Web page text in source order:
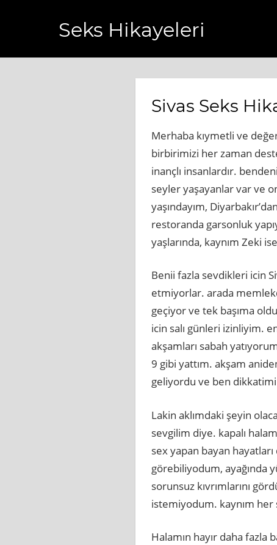
Seks Hikayeleri
Sivas Seks
Merhaba kıymetli ve
birbirimizi her zaman
inançlı insanlardır.
seyler yaşayanlar var ve
yaşındayım,
restoranda garsonluk
yaşlarında, kaynım Zeki
Benii fazla sevdikleri icin
etmiyorlar. arada
geçiyor ve tek başıma
icin salı günleri izinliyim.
akşamları sabah
9 gibi yattım. akşam
geliyordu ve ben
Lakin aklımdaki şeyin
sevgilim diye. kapalı
sex yapan bayan
görebiliyodum, ayağında
sorunsuz kıvrımlarını
istemiyodum. kaynım her
Halamın hayır daha fazla